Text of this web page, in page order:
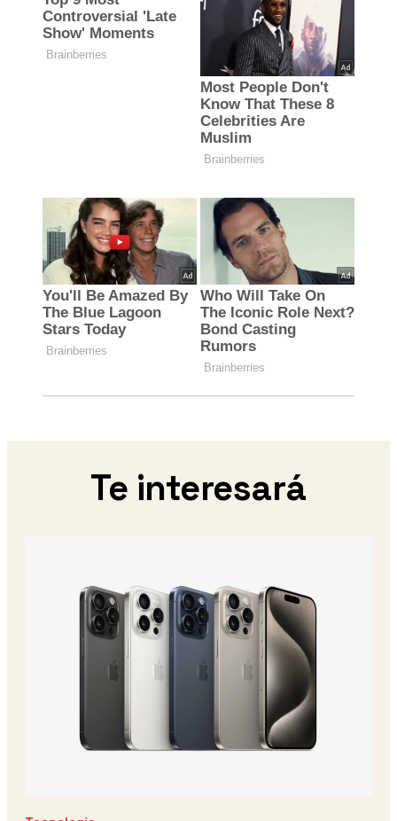
Te interesará